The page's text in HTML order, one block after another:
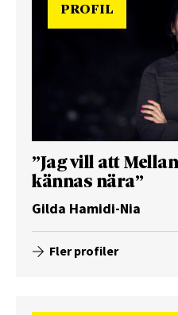
PROFIL
”Jag vill att
kännas nära”
Gilda Hamidi-Nia
Fler profiler